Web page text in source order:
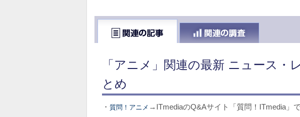
「アニメ」関連の最新 ニュース・
とめ
・ 質問！アニメ →ITmediaのQ&Aサイト「質問！ITmedia」